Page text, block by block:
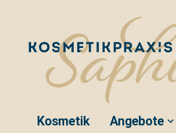
Navigation überspringen
Kosmetik Angebote